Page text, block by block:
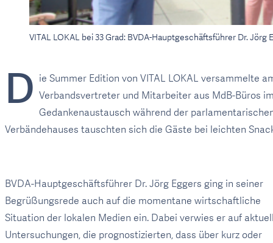
VITAL LOKAL bei 33 Grad: BVDA-Hauptgeschäftsführer Dr.
D ie Summer Edition von VITAL LOKAL versammelte
Verbandsvertreter und Mitarbeiter aus MdB-Büros
Gedankenaustausch während der
Verbändehauses tauschten sich die Gäste bei leichten
BVDA-Hauptgeschäftsführer Dr. Jörg Eggers ging in seiner
Begrüßungsrede auch auf die momentane wirtschaftliche
Situation der lokalen Medien ein. Dabei verwies er auf
Untersuchungen, die prognostizierten, dass über kurz oder